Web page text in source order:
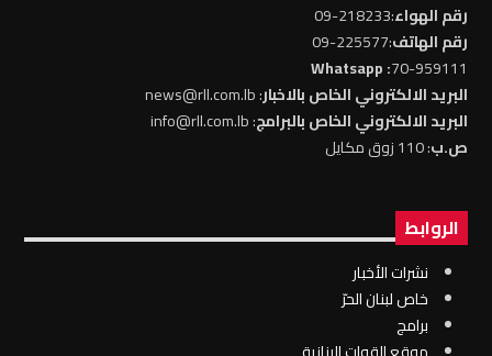
رقم الهواء:218233-09
رقم الهاتف:225577-09
70-959111
: Whatsapp
البريد الالكتروني الخاص بالاخبار: news@rll.com.lb
البريد الالكتروني الخاص بالبرامج: info@rll.com.lb
ص.ب: 110 زوق مكايل
الروابط
نشرات الأخبار
خاص لبنان الحرّ
برامج